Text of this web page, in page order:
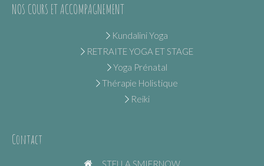
NOS COURS ET ACCOMPAGNEMENT
Kundalini Yoga
RETRAITE YOGA ET STAGE
Yoga Prénatal
Thérapie Holistique
Reiki
Contact
STELLA SMIERNOW